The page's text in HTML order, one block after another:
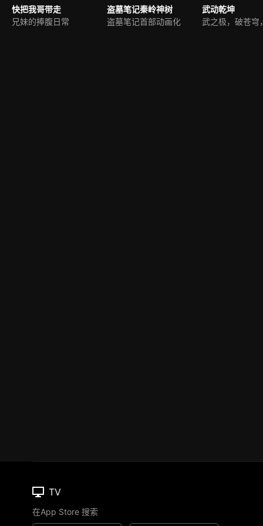
快把我哥带走
兄妹的捧腹日常
盗墓笔记秦岭神树
盗墓笔记首部动画化
武动乾坤
TV
在App Store 搜索